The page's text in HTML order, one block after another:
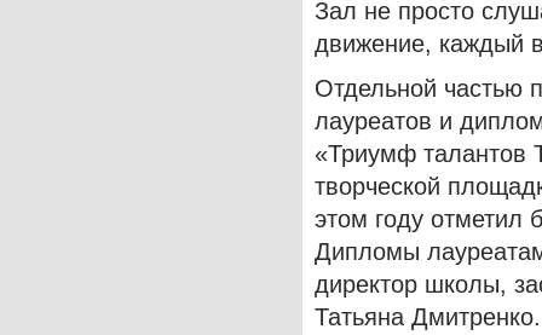
Зал не просто
движение, каждый
Отдельной частью
лауреатов и
«Триумф талантов
творческой
этом году отметил
Дипломы
директор школы,
Татьяна